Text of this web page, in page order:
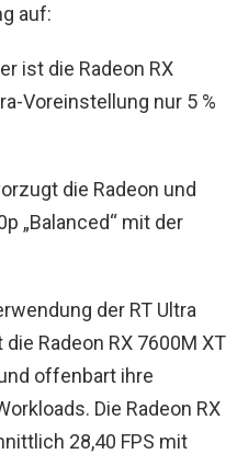
auf:
ist die Radeon RX
Voreinstellung nur 5 %
die Radeon und
„Balanced“ mit der
der RT Ultra
Radeon RX 7600M XT
offenbart ihre
Die Radeon RX
28,40 FPS mit